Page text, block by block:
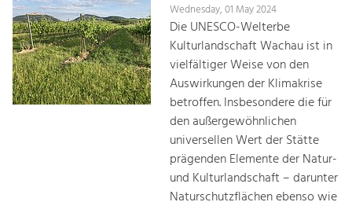
Wednesday, 01 May 2024
Die UNESCO-Welterbe
Kulturlandschaft Wachau ist in
vielfältiger Weise von den
Auswirkungen der Klimakrise
betroffen. Insbesondere die für
den außergewöhnlichen
universellen Wert der Stätte
prägenden Elemente der Natur-
und Kulturlandschaft – darunter
Naturschutzflächen ebenso wie